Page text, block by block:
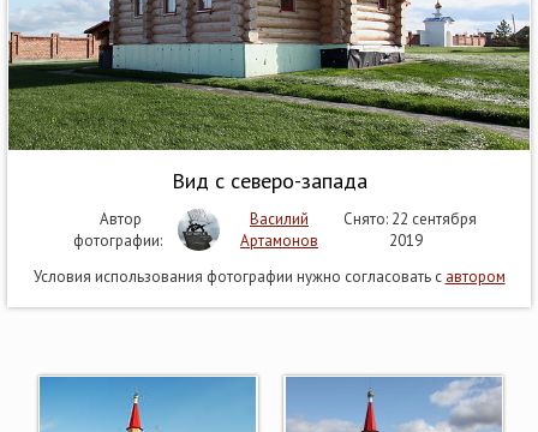
Вид с северо-запада
Автор
фотографии:
Василий
Артамонов
Снято: 22 сентября
2019
Условия использования фотографии нужно согласовать с автором